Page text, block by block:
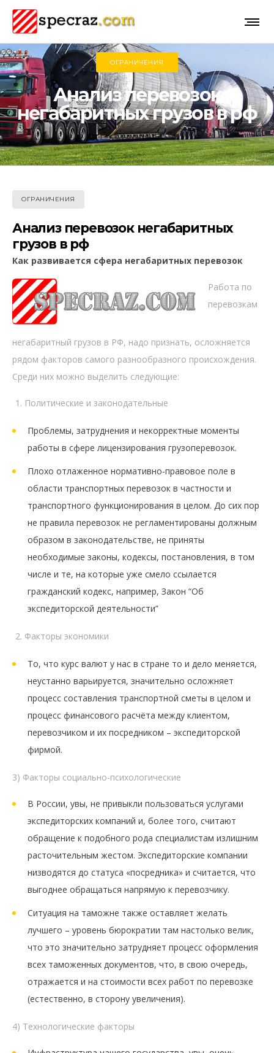
ОГРАНИЧЕНИЯ
Анализ перевозок
негабаритных грузов в рф
ОГРАНИЧЕНИЯ
Анализ перевозок негабаритных
грузов в рф
Как развивается сфера негабаритных перевозок
Работа по
перевозкам
негабаритный грузов в РФ, надо признать, осложняется
рядом факторов самого разнообразного происхождения.
Среди них можно выделить следующие:
Политические и законодательные
Проблемы, затруднения и некорректные моменты
работы в сфере лицензирования грузоперевозок.
Плохо отлаженное нормативно-правовое поле в
области транспортных перевозок в частности и
транспортного функционирования в целом. До сих пор
не правила перевозок не регламентированы должным
образом в законодательстве, не приняты
необходимые законы, кодексы, постановления, в том
числе и те, на которые уже смело ссылается
гражданский кодекс, например, Закон “Об
экспедиторской деятельности”
Факторы экономики
То, что курс валют у нас в стране то и дело меняется,
неустанно варьируется, значительно осложняет
процесс составления транспортной сметы в целом и
процесс финансового расчёта между клиентом,
перевозчиком и их посредником – экспедиторской
фирмой.
3) Факторы социально-психологические
В России, увы, не привыкли пользоваться услугами
экспедиторских компаний и, более того, считают
обращение к подобного рода специалистам излишним
расточительным жестом. Экспедиторские компании
низводятся до статуса «посредника» и считается, что
выгоднее обращаться напрямую к перевозчику.
Ситуация на таможне также оставляет желать
лучшего – уровень бюрократии там настолько велик,
что это значительно затрудняет процесс оформления
всех таможенных документов, что, в свою очередь,
отражается и на стоимости всех работ по перевозке
(естественно, в сторону увеличения).
4) Технологические факторы